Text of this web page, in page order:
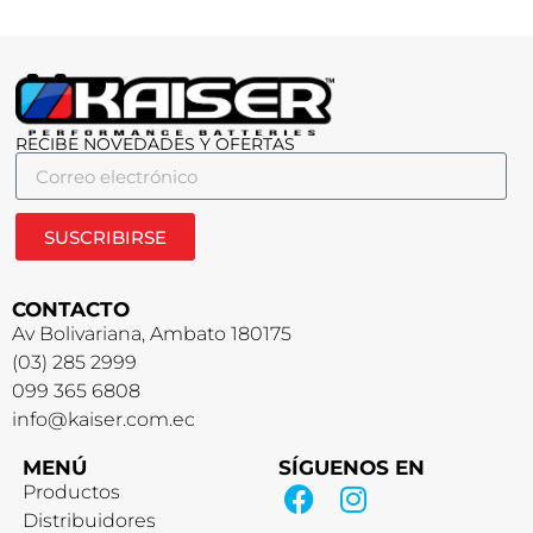
RECIBE NOVEDADES Y OFERTAS
SUSCRIBIRSE
CONTACTO
Av Bolivariana, Ambato 180175
(03) 285 2999
099 365 6808
info@kaiser.com.ec
MENÚ
Productos
Distribuidores
SÍGUENOS EN